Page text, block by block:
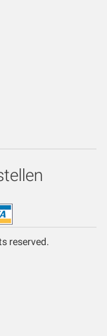
reserved.